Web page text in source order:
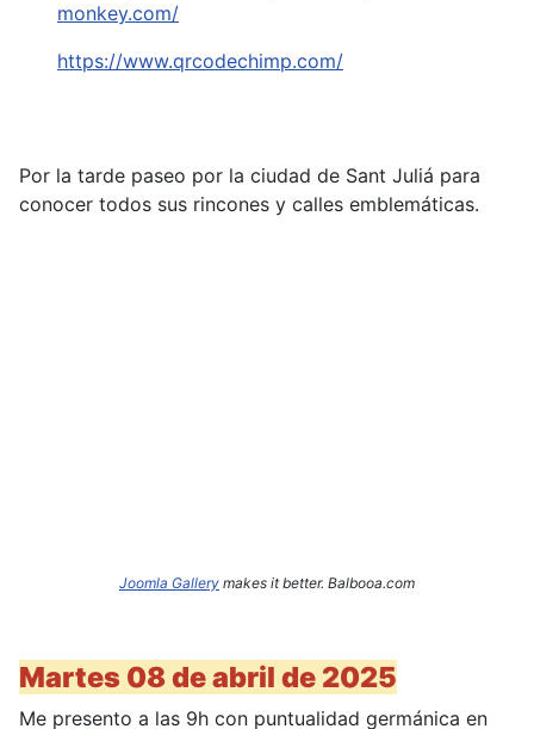
monkey.com/
https://www.qrcodechimp.com/
Por la tarde paseo por la ciudad de Sant Juliá para
conocer todos sus rincones y calles emblemáticas.
Joomla Gallery makes it better. Balbooa.com
Martes 08 de abril de 2025
Me presento a las 9h con puntualidad germánica en